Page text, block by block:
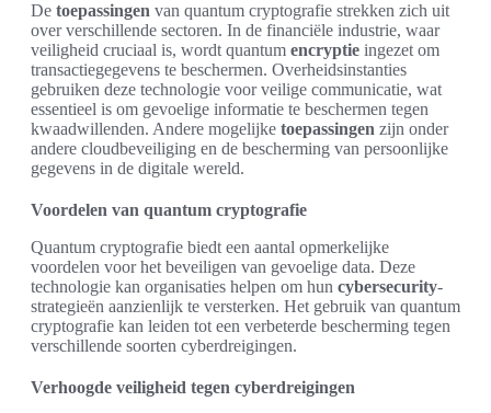
De toepassingen van quantum cryptografie strekken zich uit
over verschillende sectoren. In de financiële industrie, waar
veiligheid cruciaal is, wordt quantum encryptie ingezet om
transactiegegevens te beschermen. Overheidsinstanties
gebruiken deze technologie voor veilige communicatie, wat
essentieel is om gevoelige informatie te beschermen tegen
kwaadwillenden. Andere mogelijke toepassingen zijn onder
andere cloudbeveiliging en de bescherming van persoonlijke
gegevens in de digitale wereld.
Voordelen van quantum cryptografie
Quantum cryptografie biedt een aantal opmerkelijke
voordelen voor het beveiligen van gevoelige data. Deze
technologie kan organisaties helpen om hun cybersecurity-
strategieën aanzienlijk te versterken. Het gebruik van quantum
cryptografie kan leiden tot een verbeterde bescherming tegen
verschillende soorten cyberdreigingen.
Verhoogde veiligheid tegen cyberdreigingen